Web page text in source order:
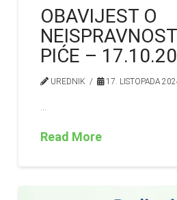
OBAVIJEST O
PIĆE –
UREDNIK 17. LISTOPADA
…
Read More